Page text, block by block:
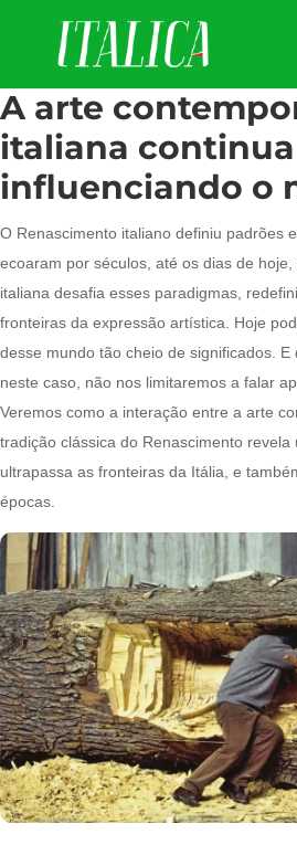
A arte
italiana continua
influenciando o
O Renascimento italiano definiu padrões
ecoaram por séculos, até os dias de
italiana desafia esses paradigmas,
fronteiras da expressão artística. Hoje
desse mundo tão cheio de significados. E
neste caso, não nos limitaremos a falar
Veremos como a interação entre a arte
tradição clássica do Renascimento
ultrapassa as fronteiras da Itália, e
épocas.